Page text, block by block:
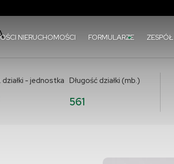
NIERUCHOMOŚCI FORMULARZE ZESPÓŁ
działki - jednostka Długość działki (mb.)
561